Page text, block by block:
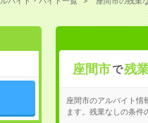
座間市で残
座間市のアルバイト情
ます。残業なしの条件